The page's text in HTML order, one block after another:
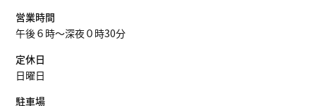
BARやまざき
住所
北海道札幌市中央区南3条西3丁目克美ビル4階
ジャンル
バー